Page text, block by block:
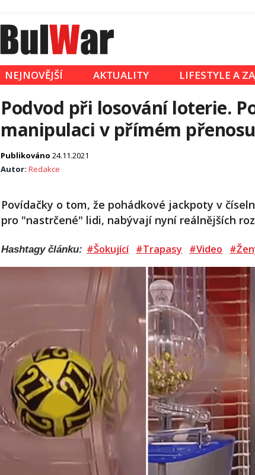
NEJNOVĚJŠÍ AKTUALITY LIFESTYLE A
Podvod při losování loterie.
manipulaci v přímém přenosu
Publikováno 24.11.2021
Autor: Redakce
Povídačky o tom, že pohádkové jackpoty v
pro "nastrčené" lidi, nabývají nyní reálnějších
Hashtagy článku: #Šokující #Trapasy #Video